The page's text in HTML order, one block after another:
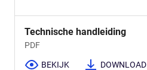
Technische handleiding
PDF
BEKIJK DOWNLOAD